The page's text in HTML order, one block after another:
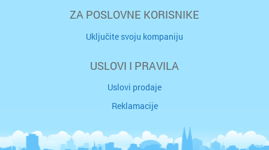
ZA POSLOVNE KORISNIKE
Uključite svoju kompaniju
USLOVI I PRAVILA
Uslovi prodaje
Reklamacije